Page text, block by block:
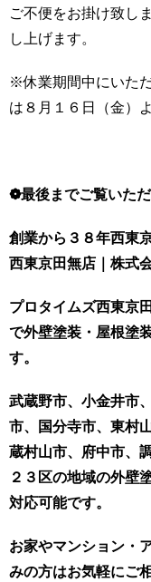
ご不便をお掛け致し
し上げます。
※休業期間中にいた
は８月１６日（金）
❁最後までご覧いた
創業から３８年西東
西東京田無店｜株式
プロタイムズ西東京
で外壁塗装・屋根塗
す。
武蔵野市、小金井市
市、国分寺市、東村
蔵村山市、府中市、
２３区の地域の外壁
対応可能です。
お家やマンション・
みの方はお気軽にご